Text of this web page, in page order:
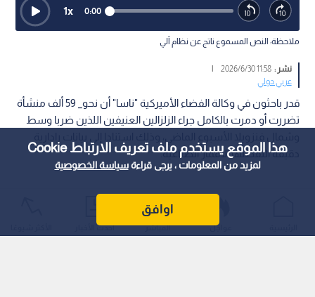
هذا الموقع يستخدم ملف تعريف الارتباط Cookie
لمزيد من المعلومات ، يرجى قراءةسياسة الخصوصية
اوافق
0:00
1x
ملاحظة: النص المسموع ناتج عن نظام آلي
نشر :11:58 2026/6/30
|
عربي دولي
قدر باحثون في وكالة الفضاء الأميركية "ناسا" أن نحو_ 59 ألف منشأة
تضررت أو دمرت بالكامل جراء الزلزالين العنيفين اللذين ضربا وسط
دقيقة التقطتها الأقمار الصناعية.
عواجل المباشر أحدث الأخبار